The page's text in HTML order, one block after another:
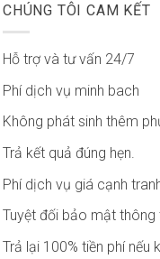
CHÚNG TÔI CAM KẾT
Hỗ trợ và tư vấn 24/7
Phí dịch vụ minh bach
Không phát sinh thêm
Trả kết quả đúng hẹn.
Phí dịch vụ giá cạnh
Tuyệt đối bảo mật thông
Trả lại 100% tiền phí nếu